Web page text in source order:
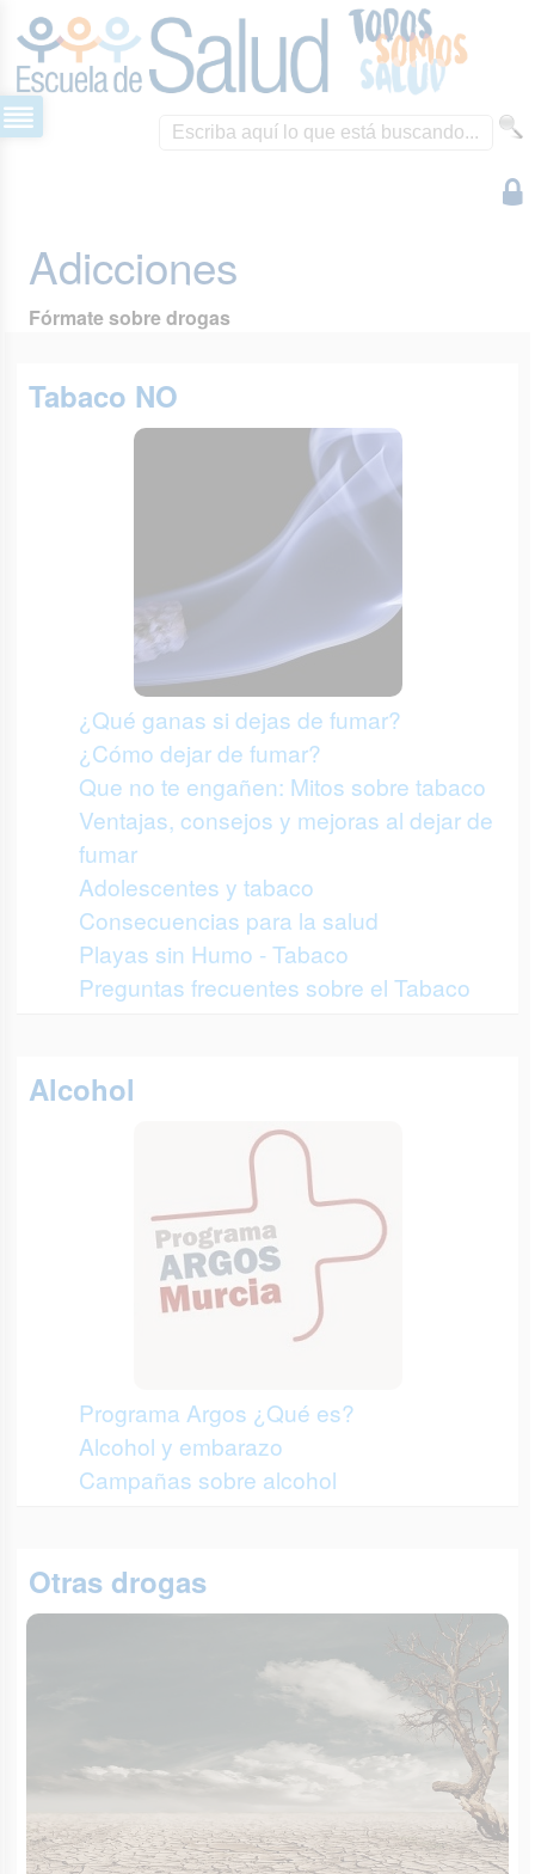
Adicciones
Fórmate sobre drogas
Tabaco NO
¿Qué ganas si dejas de fumar?
¿Cómo dejar de fumar?
Que no te engañen: Mitos sobre tabaco
Ventajas, consejos y mejoras al dejar de
fumar
Adolescentes y tabaco
Consecuencias para la salud
Playas sin Humo - Tabaco
Preguntas frecuentes sobre el Tabaco
Alcohol
Programa Argos ¿Qué es?
Alcohol y embarazo
Campañas sobre alcohol
Otras drogas